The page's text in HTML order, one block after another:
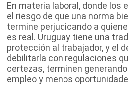
En materia laboral, donde los
el riesgo de que una norma
termine perjudicando a
es real. Uruguay tiene una
protección al trabajador, y el
debilitarla con regulaciones
certezas, terminen
empleo y menos